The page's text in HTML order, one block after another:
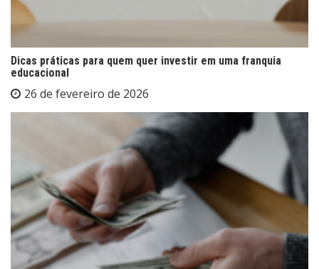
Dicas práticas para quem quer investir em uma franquia
educacional
26 de fevereiro de 2026